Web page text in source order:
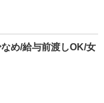
め/給与前渡しOK/女